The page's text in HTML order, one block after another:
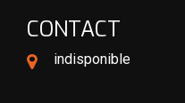
CONTACT
indisponible